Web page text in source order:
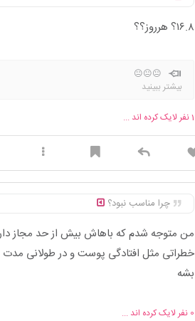
۱۶.۸؟ هرروز؟؟
😐😐😐
بیشتر ببینید
1نفر لایک کرده اند ...
چرا مناسب نبود؟
من متوجه شدم که باهاش بیش از حد مجاز
خطراتی مثل افتادگی پوست و در طولانی
بشه
0 نفر لایک کرده اند ...